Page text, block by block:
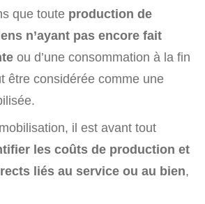
que toute production de
n’ayant pas encore fait
ou d’une consommation à la fin
être considérée comme une
il est avant tout
les coûts de production et
liés au service ou au bien,